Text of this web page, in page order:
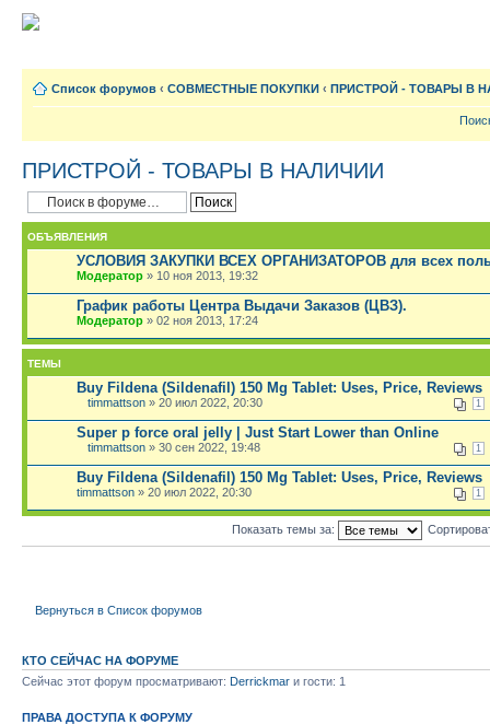
Список форумов ‹ СОВМЕСТНЫЕ ПОКУПКИ ‹ ПРИСТРОЙ - ТОВАРЫ В
ПРИСТРОЙ - ТОВАРЫ В НАЛИЧИИ
ОБЪЯВЛЕНИЯ
УСЛОВИЯ ЗАКУПКИ ВСЕХ ОРГАНИЗАТОРОВ для всех
Модератор » 10 ноя 2013, 19:32
График работы Центра Выдачи Заказов (ЦВЗ).
Модератор » 02 ноя 2013, 17:24
ТЕМЫ
Buy Fildena (Sildenafil) 150 Mg Tablet: Uses, Price, Reviews
1
timmattson » 20 июл 2022, 20:30
Super p force oral jelly | Just Start Lower than Online
1
timmattson » 30 сен 2022, 19:48
Buy Fildena (Sildenafil) 150 Mg Tablet: Uses, Price, Reviews
1
timmattson » 20 июл 2022, 20:30
Показать темы за:
Вернуться в Список форумов
КТО СЕЙЧАС НА ФОРУМЕ
Сейчас этот форум просматривают: Derrickmar и гости: 1
ПРАВА ДОСТУПА К ФОРУМУ